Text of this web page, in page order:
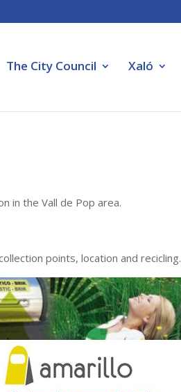
The City Council Xaló
in the Vall de Pop area.
points, location and recicling.